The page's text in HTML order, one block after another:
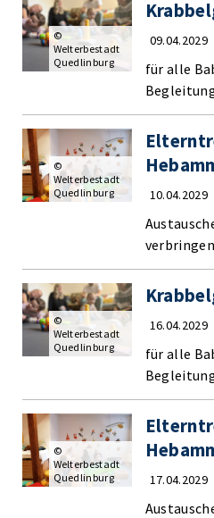
09.04.2029
für alle
©
Welterbestadt
Quedlinburg
10.04.2029
verbringen
©
Welterbestadt
Quedlinburg
16.04.2029
für alle
©
Welterbestadt
Quedlinburg
17.04.2029
©
Welterbestadt
Quedlinburg